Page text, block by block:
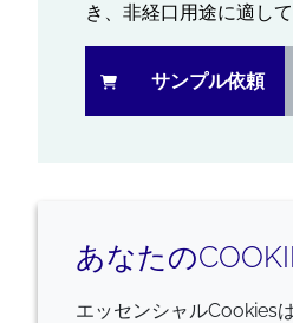
き、非経口用途に適して
サンプル依頼
12の4を表示
さらに表
あなたの
エッセンシャルCookies